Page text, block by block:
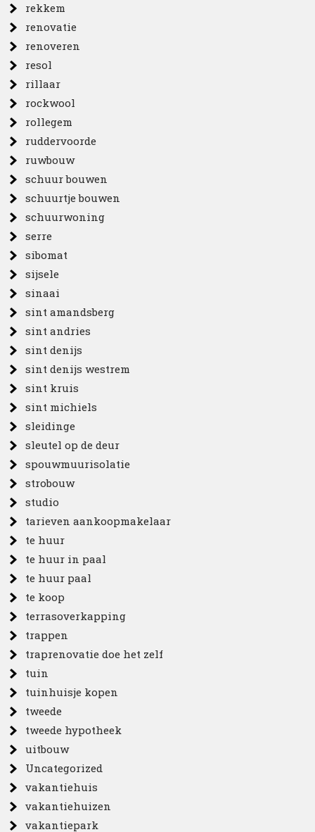
rekkem
renovatie
renoveren
resol
rillaar
rockwool
rollegem
ruddervoorde
ruwbouw
schuur bouwen
schuurtje bouwen
schuurwoning
serre
sibomat
sijsele
sinaai
sint amandsberg
sint andries
sint denijs
sint denijs westrem
sint kruis
sint michiels
sleidinge
sleutel op de deur
spouwmuurisolatie
strobouw
studio
tarieven aankoopmakelaar
te huur
te huur in paal
te huur paal
te koop
terrasoverkapping
trappen
traprenovatie doe het zelf
tuin
tuinhuisje kopen
tweede
tweede hypotheek
uitbouw
Uncategorized
vakantiehuis
vakantiehuizen
vakantiepark